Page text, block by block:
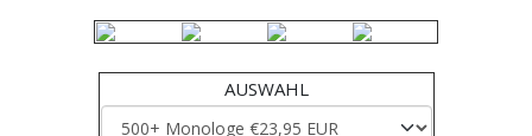
AUSWAHL